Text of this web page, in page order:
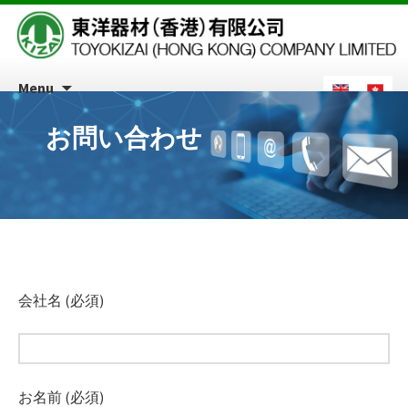
Menu
お問い合わせ
会社名 (必須)
お名前 (必須)